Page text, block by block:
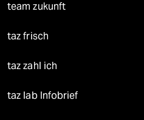
team zukunft
taz frisch
taz zahl ich
taz lab Infobrief